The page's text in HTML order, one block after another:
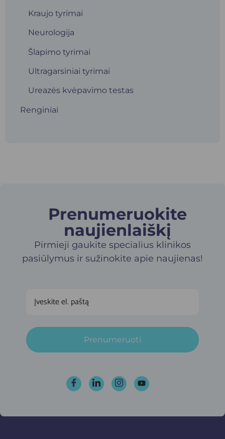
Kraujo tyrimai
Neurologija
Šlapimo tyrimai
Ultragarsiniai tyrimai
Ureazės kvėpavimo testas
Renginiai
Prenumeruokite
naujienlaiškį​
Pirmieji gaukite specialius klinikos
pasiūlymus ir sužinokite apie naujienas!
Prenumeruoti